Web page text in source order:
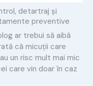
detartraj și
preventive
ar trebui să aibă
că micuții care
un risc mult mai mic
care vin doar în caz